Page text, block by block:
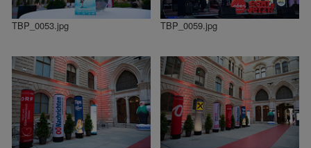
TBP_0053.jpg TBP_0059.jpg